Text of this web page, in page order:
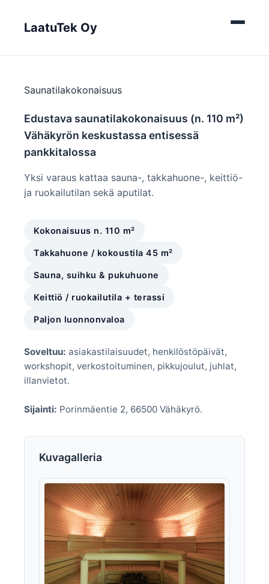
LaatuTek Oy
Saunatilakokonaisuus
Edustava saunatilakokonaisuus (n. 110 m²)
Vähäkyrön keskustassa entisessä
pankkitalossa
Yksi varaus kattaa sauna-, takkahuone-, keittiö-
ja ruokailutilan sekä aputilat.
Kokonaisuus n. 110 m²
Takkahuone / kokoustila 45 m²
Sauna, suihku & pukuhuone
Keittiö / ruokailutila + terassi
Paljon luonnonvaloa
Soveltuu: asiakastilaisuudet, henkilöstöpäivät,
workshopit, verkostoituminen, pikkujoulut, juhlat,
illanvietot.
Sijainti: Porinmäentie 2, 66500 Vähäkyrö.
Kuvagalleria